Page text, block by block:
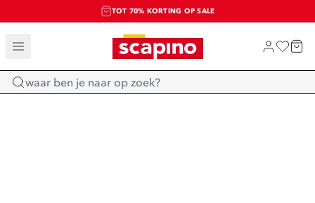
TOT 70% KORTING OP SALE
SALE: LAATSTE KANS!
SHOP NIEUW
Home